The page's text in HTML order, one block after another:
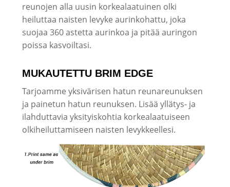
reunojen alla uusin korkealaatuinen olki
heiluttaa naisten levyke aurinkohattu, joka
suojaa 360 astetta aurinkoa ja pitää auringon
poissa kasvoiltasi.
MUKAUTETTU BRIM EDGE
Tarjoamme yksivärisen hatun reunareunuksen
ja painetun hatun reunuksen. Lisää yllätys- ja
ilahduttavia yksityiskohtia korkealaatuiseen
olkiheiluttamiseen naisten levykkeellesi.